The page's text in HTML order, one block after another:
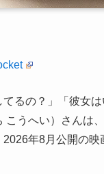
てるの？」「彼女
こうへい）さんは
年8月公開の